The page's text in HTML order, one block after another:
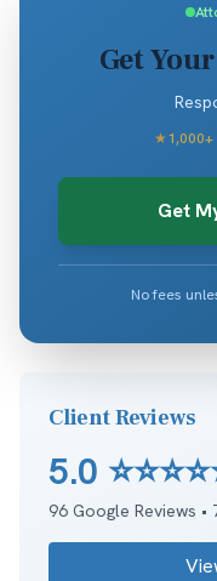
Get
★
Get
No fees
Client Reviews
5.0
96 Google Reviews •